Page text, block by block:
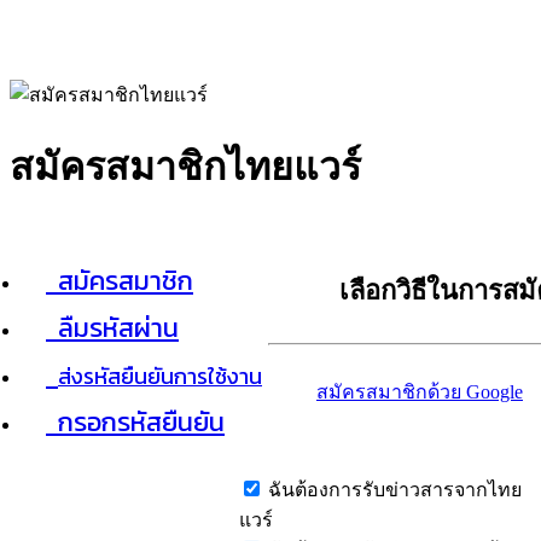
สมัครสมาชิกไทยแวร์
สมัครสมาชิก
ลืมรหัสผ่าน
ส่งรหัสยืนยันการใช้งาน
กรอกรหัสยืนยัน
เลือกวิธีในการส
สมัครสมาชิกด้วย Google
ฉันต้องการรับข่าวสารจากไทย
แวร์